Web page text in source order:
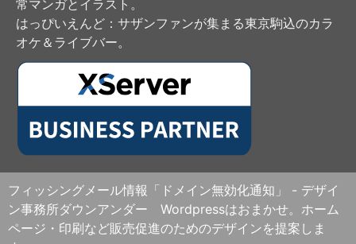
常マンガとイラスト。
はっぴいえんど ：サザンファンが集まる東京駒込のカラ
オケ＆ライブバー。
フィッシングメール情報「ドメイン無効化通知」 - デザイ
ン事務所ダウンアンダー Wordpressはおまかせ。ホーム
ページ・印刷など販売促進のためのデザインを提案しま